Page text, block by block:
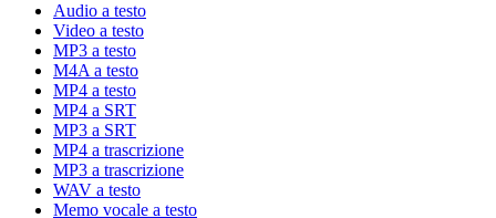
Audio a testo
Video a testo
MP3 a testo
M4A a testo
MP4 a testo
MP4 a SRT
MP3 a SRT
MP4 a trascrizione
MP3 a trascrizione
WAV a testo
Memo vocale a testo